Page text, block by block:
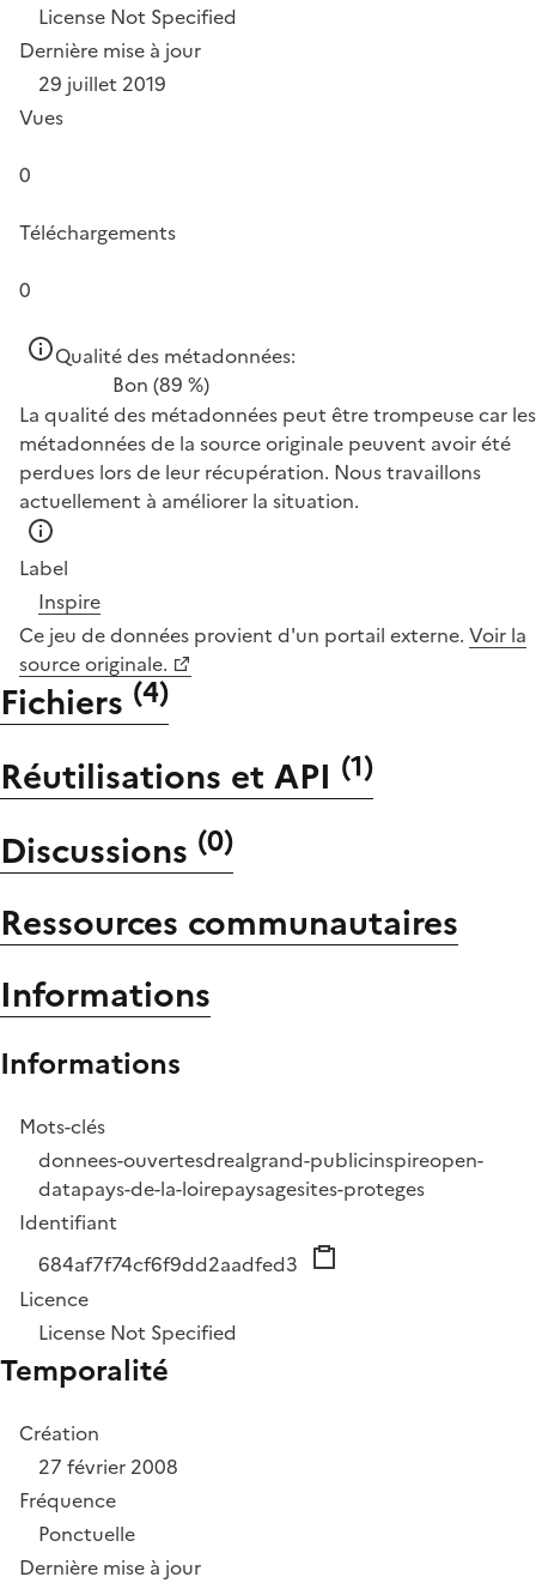
License Not Specified
Dernière mise à jour
29 juillet 2019
Vues
0
Téléchargements
0
Qualité des métadonnées:
Bon (89 %)
La qualité des métadonnées peut être trompeuse car les
métadonnées de la source originale peuvent avoir été
perdues lors de leur récupération. Nous travaillons
actuellement à améliorer la situation.
Label
Inspire
Ce jeu de données provient d'un portail externe. Voir la
source originale.
Fichiers (4)
Réutilisations et API (1)
Discussions (0)
Ressources communautaires
Informations
Informations
Mots-clés
donnees-ouvertesdrealgrand-publicinspireopen-
datapays-de-la-loirepaysagesites-proteges
Identifiant
684af7f74cf6f9dd2aadfed3
Licence
License Not Specified
Temporalité
Création
27 février 2008
Fréquence
Ponctuelle
Dernière mise à jour